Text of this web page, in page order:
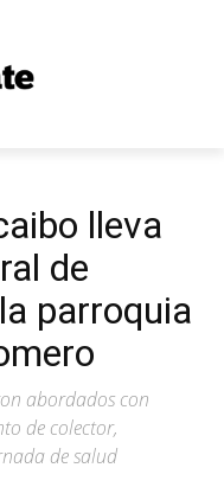
lleva
de
parroquia
abordados con
de colector,
de salud